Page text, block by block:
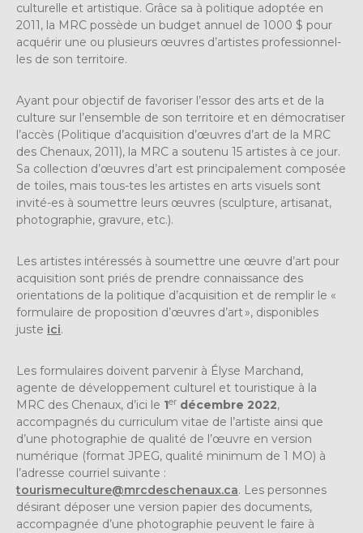
culturelle et artistique. Grâce sa à politique adoptée en
2011, la MRC possède un budget annuel de 1000 $ pour
acquérir une ou plusieurs œuvres d’artistes professionnel-
les de son territoire.
Ayant pour objectif de favoriser l’essor des arts et de la
culture sur l’ensemble de son territoire et en démocratiser
l’accès (Politique d’acquisition d’œuvres d’art de la MRC
des Chenaux, 2011), la MRC a soutenu 15 artistes à ce jour.
Sa collection d’œuvres d’art est principalement composée
de toiles, mais tous-tes les artistes en arts visuels sont
invité-es à soumettre leurs œuvres (sculpture, artisanat,
photographie, gravure, etc.).
Les artistes intéressés à soumettre une œuvre d’art pour
acquisition sont priés de prendre connaissance des
orientations de la politique d’acquisition et de remplir le «
formulaire de proposition d’œuvres d’art », disponibles
juste ici.
Les formulaires doivent parvenir à Élyse Marchand,
agente de développement culturel et touristique à la
MRC des Chenaux, d’ici le 1er décembre 2022,
accompagnés du curriculum vitae de l’artiste ainsi que
d’une photographie de qualité de l’œuvre en version
numérique (format JPEG, qualité minimum de 1 MO) à
l’adresse courriel suivante :
tourismeculture@mrcdeschenaux.ca. Les personnes
désirant déposer une version papier des documents,
accompagnée d’une photographie peuvent le faire à